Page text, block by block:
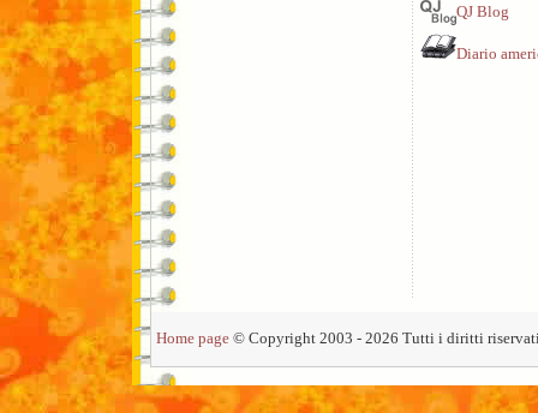
QJ Blog
Diario
Home page © Copyright 2003 - 2026 Tutti i diritti